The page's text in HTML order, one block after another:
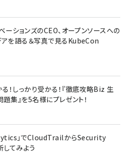
ーションズのCEO、オープンソースへの
を語る＆写真で見るKubeCon
！しっかり受かる！『徹底攻略Biz 生
集』を5名様にプレゼント！
」でCloudTrailからSecurity
てみよう